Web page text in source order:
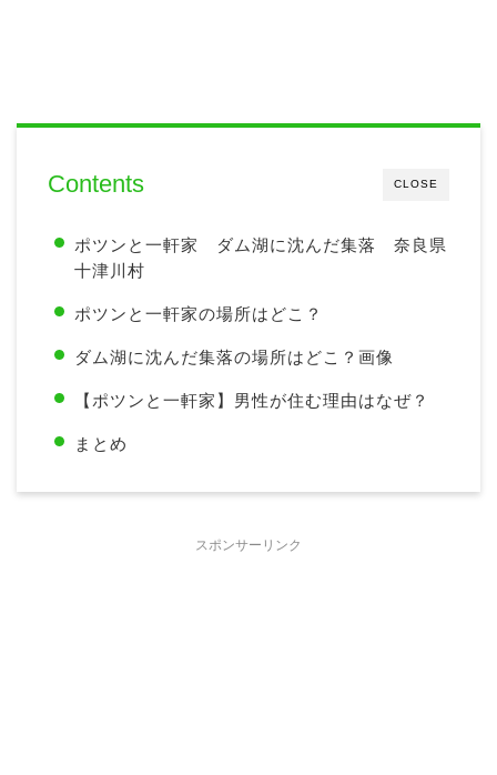
CLOSE
Contents
ポツンと一軒家 ダム湖に沈んだ集落 奈良県
十津川村
ポツンと一軒家の場所はどこ？
ダム湖に沈んだ集落の場所はどこ？画像
【ポツンと一軒家】男性が住む理由はなぜ？
まとめ
スポンサーリンク